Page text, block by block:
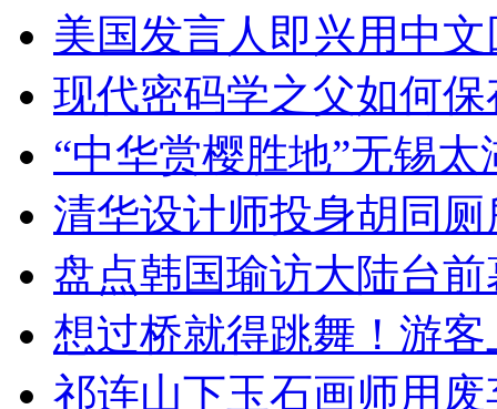
美国发言人即兴用中
现代密码学之父如何
“中华赏樱胜地”无锡
清华设计师投身胡同
盘点韩国瑜访大陆台
想过桥就得跳舞！游客
祁连山下玉石画师用